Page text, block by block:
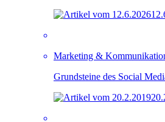
Marketing &
Grundsteine des Social